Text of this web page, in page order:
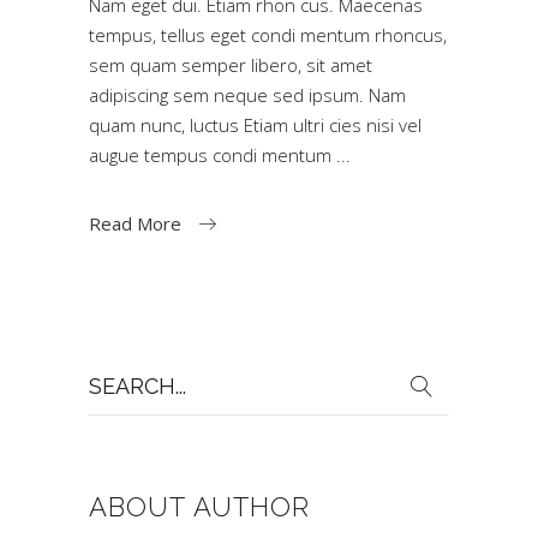
tempus, tellus eget condi mentum rhoncus,
sem quam semper libero, sit amet
adipiscing sem neque sed ipsum. Nam
quam nunc, luctus Etiam ultri cies nisi vel
augue tempus condi mentum
Read More
for:
ABOUT AUTHOR